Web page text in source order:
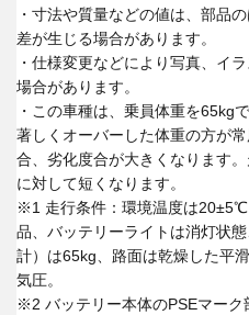
・寸法や質量などの値は、部品
差が生じる場合があります。
・仕様変更などにより写真、イ
場合があります。
・この車種は、乗員体重を65kg
著しくオーバーした体重の方が
合、劣化度合が大きくなります
に対して短くなります。
※1 走行条件：環境温度は
品、バッテリーライトは消灯状
計）は65kg、路面は乾燥した平
気圧。
※2 バッテリー本体のPSEマーク